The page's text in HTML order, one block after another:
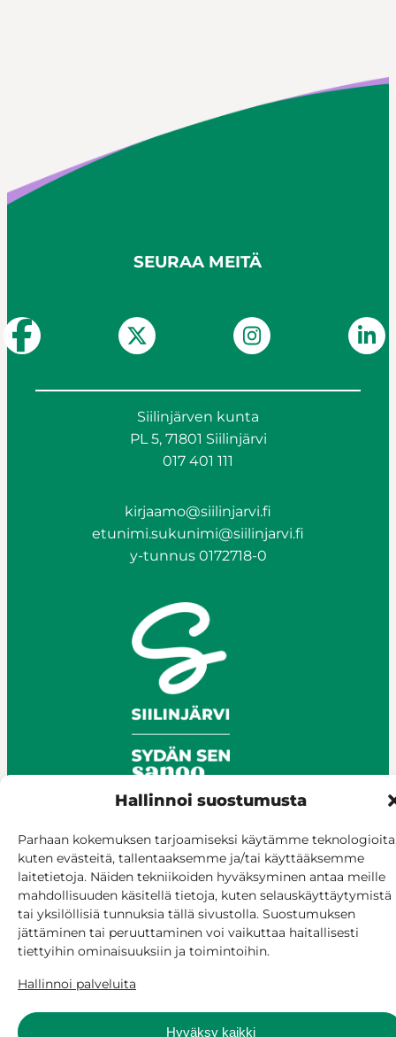
Hallinnoi suostumusta
Parhaan kokemuksen tarjoamiseksi käytämme
kuten evästeitä, tallentaaksemme ja/tai käyttääksemme
laitetietoja. Näiden tekniikoiden hyväksyminen antaa meille
mahdollisuuden käsitellä tietoja, kuten selauskäyttäytymistä
tai yksilöllisiä tunnuksia tällä sivustolla. Suostumuksen
jättäminen tai peruuttaminen voi vaikuttaa haitallisesti
tiettyihin ominaisuuksiin ja toimintoihin.
Hallinnoi palveluita
Hyväksy kaikki
SEURAA MEITÄ
Siilinjärven kunta
PL 5, 71801 Siilinjärvi
017 401 111
kirjaamo@siilinjarvi.fi
etunimi.sukunimi@siilinjarvi.fi
y-tunnus 0172718-0
© Siilinjärvi 2025
Anna palautetta
Asioi verkossa
Laskutus ja maksaminen
Saavutettavuus
Hallitse suostumusta